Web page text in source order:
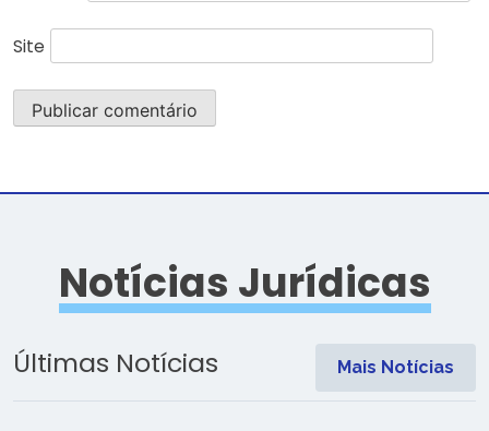
Site
Notícias Jurídicas
Últimas Notícias Mais Notícias